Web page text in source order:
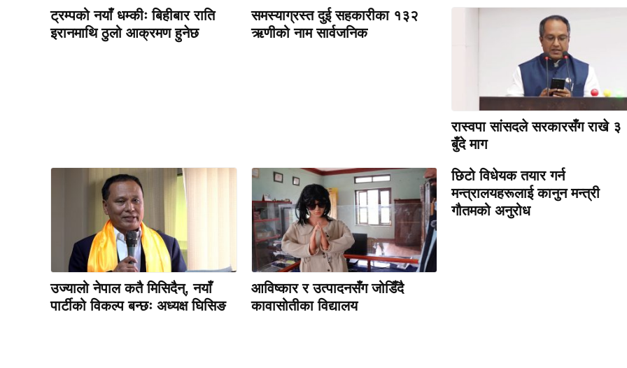
ट्रम्पको नयाँ धम्कीः बिहीबार राति
इरानमाथि ठुलो आक्रमण हुनेछ
समस्याग्रस्त दुई सहकारीका १३२
ऋणीको नाम सार्वजनिक
रास्वपा सांसदले सरकारसँग राखे ३
बुँदे माग
उज्यालो नेपाल कतै मिसिदैन्, नयाँ
पार्टीको विकल्प बन्छः अध्यक्ष घिसिङ
आविष्कार र उत्पादनसँग जोडिँदै
कावासोतीका विद्यालय
छिटो विधेयक तयार गर्न
मन्त्रालयहरूलाई कानुन मन्त्री
गौतमको अनुरोध